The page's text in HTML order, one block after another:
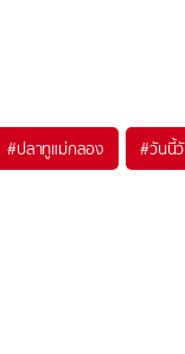
#ปลาทูแม่กลอง #วันนี้วั